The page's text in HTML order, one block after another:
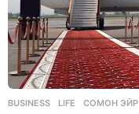
BUSINESS ,LIFE СОМОН ЭЙР